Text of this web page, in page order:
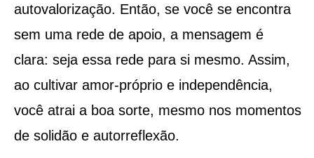
autovalorização. Então, se você se encontra
sem uma rede de apoio, a mensagem é
clara: seja essa rede para si mesmo. Assim,
ao cultivar amor-próprio e independência,
você atrai a boa sorte, mesmo nos momentos
de solidão e autorreflexão.